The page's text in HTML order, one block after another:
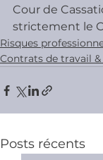
Cour de
strictement le
Risques
Contrats de travail
Posts récents